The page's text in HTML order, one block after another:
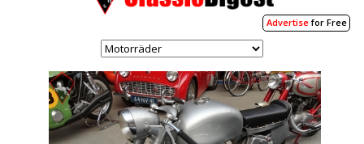
Advertisefor Free